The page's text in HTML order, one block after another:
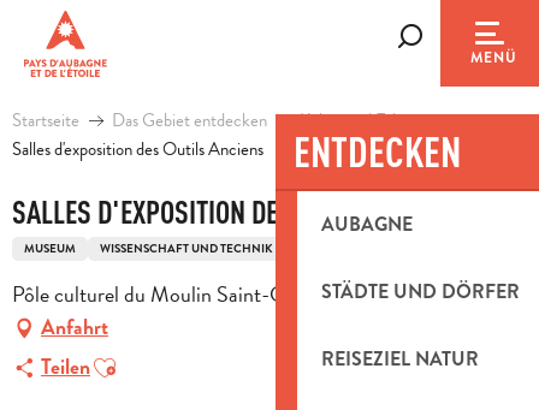
contenu
principal
MENÜ
ENTDECKEN
AUBAGNE
STÄDTE UND DÖRFER
REISEZIEL NATUR
Startseite Das Gebiet entdecken
Kultur und Erbe
Salles d'exposition des Outils Anciens
SALLES D'EXPOSITION DES OUTILS ANCIENS
MUSEUM WISSENSCHAFT UND TECHNIK
Pôle culturel du Moulin Saint-Claude, RD 45, 13390 Auriol
Anfahrt
TeilenAjouter aux favoris